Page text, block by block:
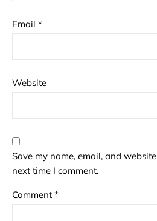
Email *
Website
Save my name, email, and
next time I comment.
Comment *